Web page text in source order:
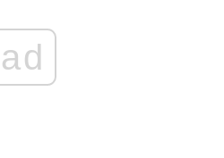
ad